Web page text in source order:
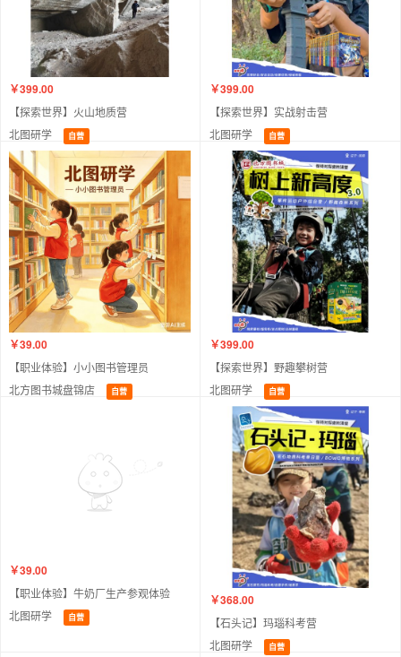
￥399.00
【探索世界】火山地质营
北图研学
自营
￥399.00
【探索世界】实战射击营
北图研学
自营
￥39.00
【职业体验】小小图书管理员
北方图书城盘锦店
自营
￥399.00
【探索世界】野趣攀树营
北图研学
自营
￥39.00
【职业体验】牛奶厂生产参观体验
北图研学
自营
￥368.00
【石头记】玛瑙科考营
北图研学
自营